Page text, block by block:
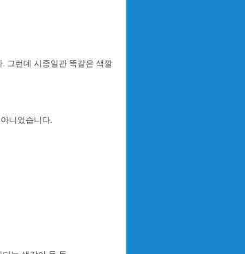
그런데 시종일관 똑같은 색깔
니었습니다.